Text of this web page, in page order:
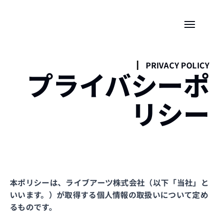
PRIVACY POLICY
プライバシーポ
リシー
本ポリシーは、ライブアーツ株式会社（以下「当社」と
いいます。）が取得する個人情報の取扱いについて定め
るものです。